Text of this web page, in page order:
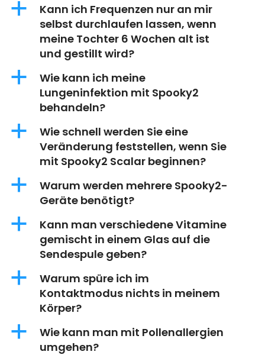
a
Kann ich Frequenzen nur an mir
selbst durchlaufen lassen, wenn
meine Tochter 6 Wochen alt ist
und gestillt wird?
a
Wie kann ich meine
Lungeninfektion mit Spooky2
behandeln?
a
Wie schnell werden Sie eine
Veränderung feststellen, wenn Sie
mit Spooky2 Scalar beginnen?
a
Warum werden mehrere Spooky2-
Geräte benötigt?
a
Kann man verschiedene Vitamine
gemischt in einem Glas auf die
Sendespule geben?
a
Warum spüre ich im
Kontaktmodus nichts in meinem
Körper?
a
Wie kann man mit Pollenallergien
umgehen?